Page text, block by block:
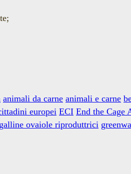
animali da carne animali e carne
europei ECI End the Cage
galline ovaiole riproduttrici